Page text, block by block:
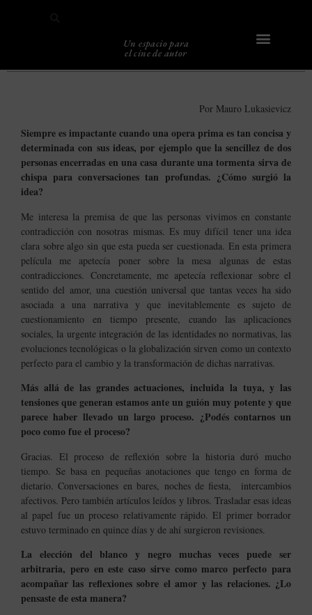
Un espacio para
el cine de autor
Por Mauro Lukasievicz
Siempre es impactante cuando una opera prima es tan concisa y
determinada con sus ideas, por ejemplo que la sencillez de dos
personas encerradas en una casa durante una tormenta sirva de
chispa para conversaciones tan profundas. ¿Cómo surgió la
idea?
Me interesa la premisa de que las personas vivimos en constante
contradicción con nosotras mismas. Es muy difícil tener una idea
clara sobre algo sin que esta pueda ser cuestionada. En esta primera
película me apetecía poner sobre la mesa algunas de estas
contradicciones. Concretamente, me apetecía reflexionar sobre el
sentido del amor, una cuestión universal que tantas veces ha sido
asociada a una narrativa y que inevitablemente es sujeto de
cuestionamiento en tiempo presente, cuando las aplicaciones
sociales, la urgente integración de las identidades no normativas, las
evoluciones tecnológicas o la globalización sirven como un contexto
perfecto para el cambio y la transformación de dichas narrativas.
Más allá de las grandes actuaciones, incluida la tuya, y las
tensiones que generan estamos ante un guión muy potente y que
parece haber llevado un largo proceso. ¿Podés contarnos un
poco como fue el proceso?
Gracias. El proceso de reflexión sobre la historia duró mucho
tiempo. Se basa en pequeñas anotaciones que tengo en forma de
dietario. Conversaciones en bares, noches de fiesta, intercambios
afectivos. Pero también artículos leídos y libros. Trasladar esas ideas
al papel fue un proceso relativamente rápido. El primer borrador
estuvo terminado en quince días y de ahí surgieron revisiones.
La elección del blanco y negro muchas veces puede ser
arbitraria, pero en este caso sirve como marco perfecto para
acompañar las reflexiones sobre el amor y las relaciones. ¿Lo
pensaste de esta manera?